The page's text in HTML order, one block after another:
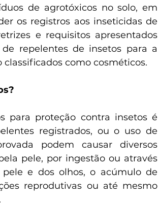
de agrotóxicos no solo, em
os registros aos inseticidas de
e requisitos apresentados
repelentes de insetos para a
como cosméticos.
registrados, ou o uso de
podem causar diversos
pele, por ingestão ou através
e dos olhos, o acúmulo de
reprodutivas ou até mesmo